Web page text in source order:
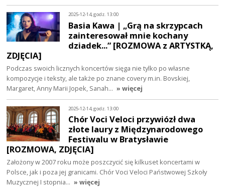
2025-12-14, godz. 13:00
Basia Kawa | „Grą na skrzypcach
zainteresował mnie kochany
dziadek...” [ROZMOWA z ARTYSTKĄ,
ZDJĘCIA]
Podczas swoich licznych koncertów sięga nie tylko po własne
kompozycje i teksty, ale także po znane covery m.in. Bovskiej,
Margaret, Anny Marii Jopek, Sanah… » więcej
2025-12-14, godz. 13:00
Chór Voci Veloci przywiózł dwa
złote laury z Międzynarodowego
Festiwalu w Bratysławie
[ROZMOWA, ZDJĘCIA]
Założony w 2007 roku może poszczycić się kilkuset koncertami w
Polsce, jak i poza jej granicami. Chór Voci Veloci Państwowej Szkoły
Muzycznej I stopnia… » więcej